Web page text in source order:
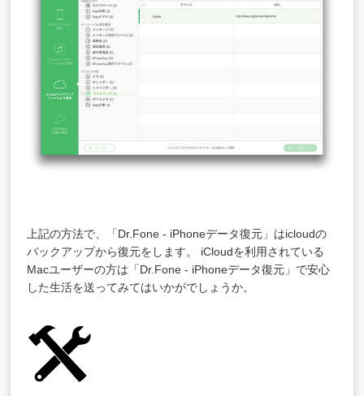
上記の方法で、「Dr.Fone - iPhoneデータ復元」はicloudの
バックアップから復元をします。 iCloudを利用されている
Macユーザーの方は「Dr.Fone - iPhoneデータ復元」で安心
した生活を送ってみてはいかがでしょうか。